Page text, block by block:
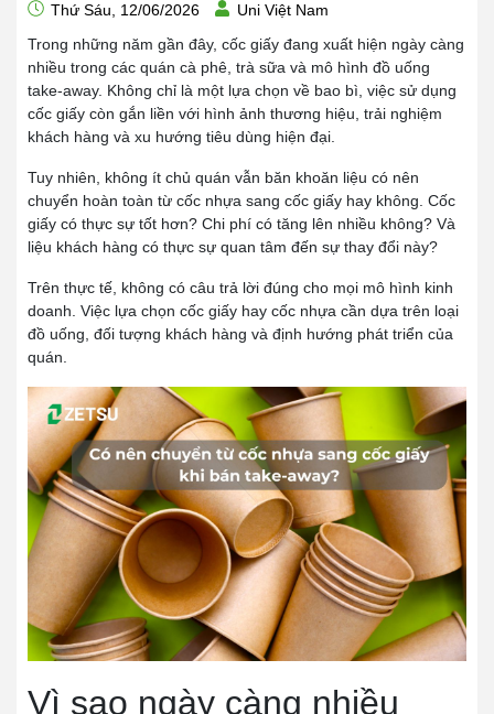
Thứ Sáu, 12/06/2026
Uni Việt Nam
Trong những năm gần đây, cốc giấy đang xuất hiện ngày càng
nhiều trong các quán cà phê, trà sữa và mô hình đồ uống
take-away. Không chỉ là một lựa chọn về bao bì, việc sử dụng
cốc giấy còn gắn liền với hình ảnh thương hiệu, trải nghiệm
khách hàng và xu hướng tiêu dùng hiện đại.
Tuy nhiên, không ít chủ quán vẫn băn khoăn liệu có nên
chuyển hoàn toàn từ cốc nhựa sang cốc giấy hay không. Cốc
giấy có thực sự tốt hơn? Chi phí có tăng lên nhiều không? Và
liệu khách hàng có thực sự quan tâm đến sự thay đổi này?
Trên thực tế, không có câu trả lời đúng cho mọi mô hình kinh
doanh. Việc lựa chọn cốc giấy hay cốc nhựa cần dựa trên loại
đồ uống, đối tượng khách hàng và định hướng phát triển của
quán.
Vì sao ngày càng nhiều